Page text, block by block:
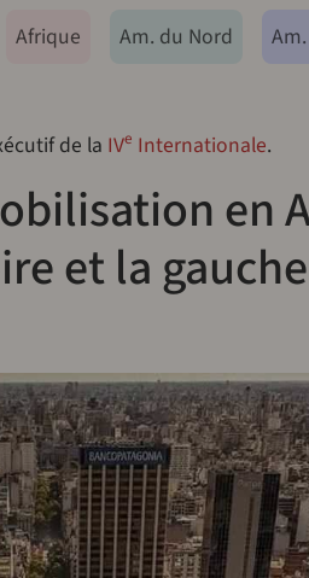
Afrique Am. du Nord
de la IVe Internationale.
en
et la gauche